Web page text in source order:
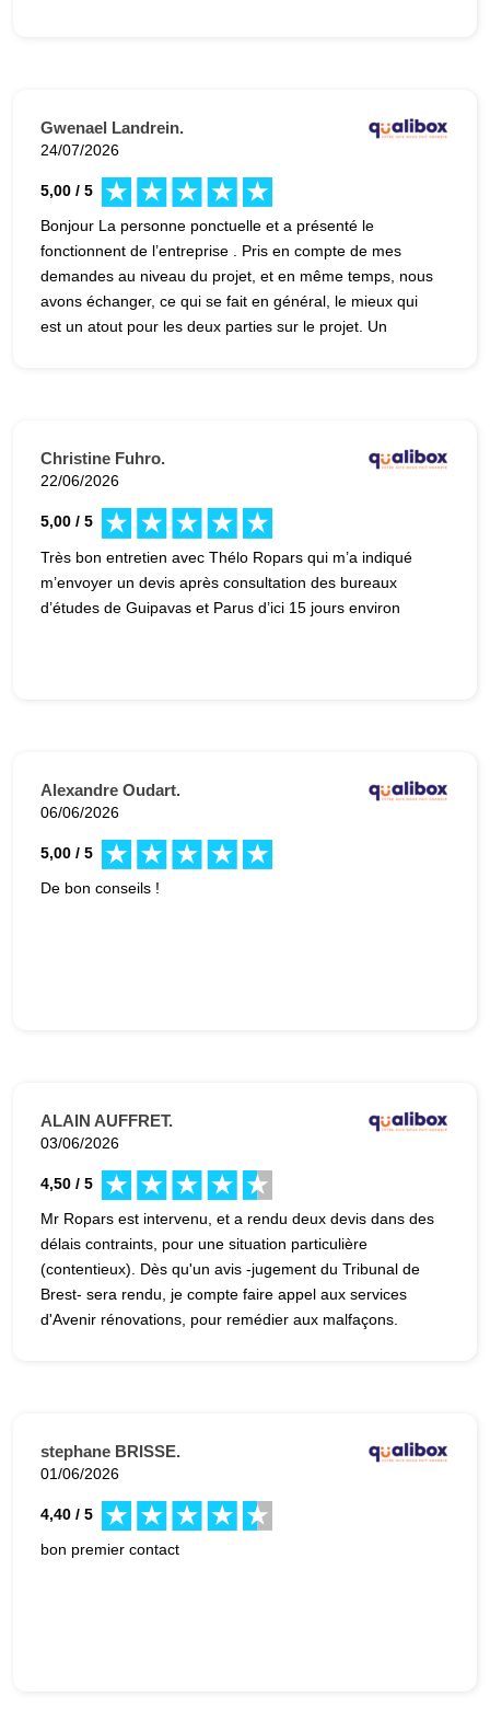
Gwenael Landrein.
24/07/2026
5,00 / 5
Bonjour La personne ponctuelle et a présenté le
fonctionnent de l’entreprise . Pris en compte de mes
demandes au niveau du projet, et en même temps, nous
avons échanger, ce qui se fait en général, le mieux qui
est un atout pour les deux parties sur le projet. Un
Christine Fuhro.
22/06/2026
5,00 / 5
Très bon entretien avec Thélo Ropars qui m’a indiqué
m’envoyer un devis après consultation des bureaux
d’études de Guipavas et Parus d’ici 15 jours environ
Alexandre Oudart.
06/06/2026
5,00 / 5
De bon conseils !
ALAIN AUFFRET.
03/06/2026
4,50 / 5
Mr Ropars est intervenu, et a rendu deux devis dans des
délais contraints, pour une situation particulière
(contentieux). Dès qu'un avis -jugement du Tribunal de
Brest- sera rendu, je compte faire appel aux services
d'Avenir rénovations, pour remédier aux malfaçons.
stephane BRISSE.
01/06/2026
4,40 / 5
bon premier contact